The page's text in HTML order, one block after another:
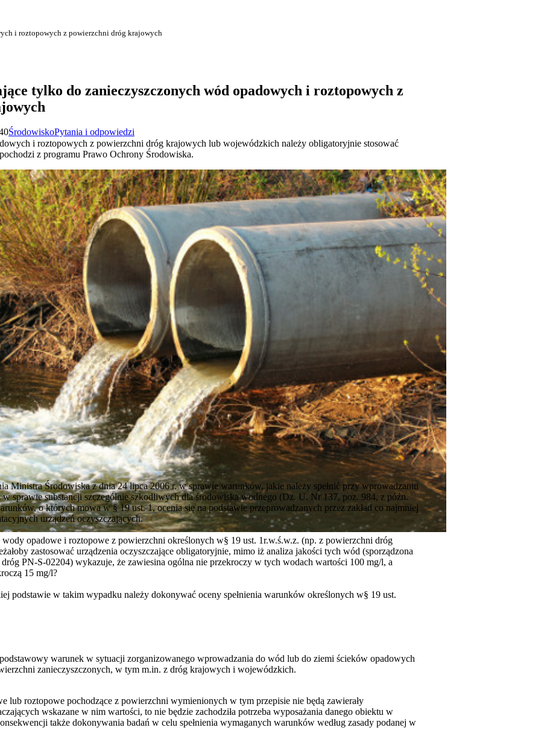
i roztopowych z powierzchni dróg krajowych
tylko do zanieczyszczonych wód opadowych i roztopowych z
ŚrodowiskoPytania i odpowiedzi
i roztopowych z powierzchni dróg krajowych lub wojewódzkich należy obligatoryjnie stosować
z programu Prawo Ochrony Środowiska.
Ministra Środowiska z dnia 24 lipca 2006 r. w sprawie warunków, jakie należy spełnić przy wprowadzaniu
sprawie substancji szczególnie szkodliwych dla środowiska wodnego (Dz. U. Nr 137, poz. 984, z późn.
o których mowa w § 19 ust. 1, ocenia się na podstawie przeprowadzanych przez zakład co najmniej
urządzeń oczyszczających.
opadowe i roztopowe z powierzchni określonych w§ 19 ust. 1r.w.ś.w.z. (np. z powierzchni dróg
zastosować urządzenia oczyszczające obligatoryjnie, mimo iż analiza jakości tych wód (sporządzona
PN-S-02204) wykazuje, że zawiesina ogólna nie przekroczy w tych wodach wartości 100 mg/l, a
15 mg/l?
podstawie w takim wypadku należy dokonywać oceny spełnienia warunków określonych w§ 19 ust.
warunek w sytuacji zorganizowanego wprowadzania do wód lub do ziemi ścieków opadowych
zanieczyszczonych, w tym m.in. z dróg krajowych i wojewódzkich.
lub roztopowe pochodzące z powierzchni wymienionych w tym przepisie nie będą zawierały
wskazane w nim wartości, to nie będzie zachodziła potrzeba wyposażania danego obiektu w
także dokonywania badań w celu spełnienia wymaganych warunków według zasady podanej w